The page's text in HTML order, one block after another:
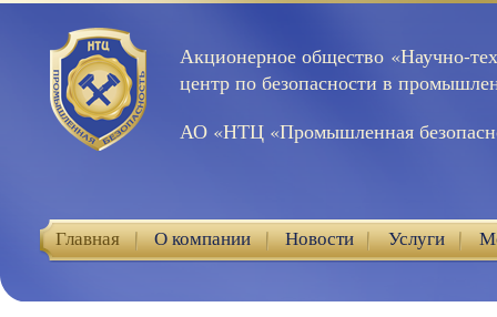
Акционерное общество «Научно-
центр по безопасности в
АО «НТЦ «Промышленная
Главная О компании Новости Услуги